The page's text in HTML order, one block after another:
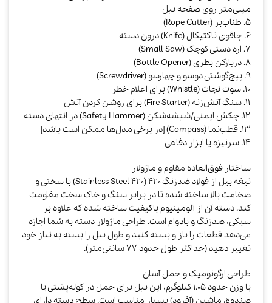
میلی‌متر روی صفحه بیل
۵. طناب‌بر (Rope Cutter)
۶. چاقوی تاکتیکال (Knife) درون دسته
۷. اره دستی کوچک (Small Saw)
۸. دربازکن بطری (Bottle Opener)
۹. پیچ‌گوشتی دوسو و چهارسو (Screwdriver)
۱۰. سوت نجات (Whistle) برای اعلام خطر
۱۱. سنگ آتش‌زنه (Fire Starter) برای روشن کردن آتش
۱۲. چکش ایمنی/شیشه‌شکن (Safety Hammer) در انتهای دسته
۱۳. قطب‌نما (Compass) [در برخی مدل‌ها ممکن است باشد]
۱۴. سرنیزه یا ابزار دفاعی
ساختار فوق‌العاده مقاوم و ماژولار
تیغه بیل از فولاد ضدزنگ ۴۲۰ (Stainless Steel 420) با سختی و
ضخامت بالا ساخته شده تا در برابر سنگ و خاک سخت مقاومت
کند. دسته آن از آلومینیوم باکیفیت ساخته شده که علاوه بر
سبکی، ضدزنگ و بادوام است. طراحی ماژولار دسته به شما اجازه
می‌دهد قطعات را باز و بسته کنید و طول بیل را بسته به نیاز خود
تغییر دهید (حداکثر طول حدود ۷۷ سانتی‌متر).​
طراحی ارگونومیک و حمل آسان
با وزن حدود ۱.۰۵ کیلوگرم، این بیل برای حمل در کوله‌پشتی یا